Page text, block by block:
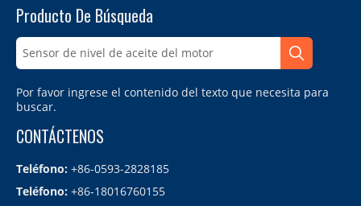
Producto De Búsqueda
Por favor ingrese el contenido del texto que necesita para
buscar.
CONTÁCTENOS
Teléfono: +86-0593-2828185
Teléfono: +86-18016760155